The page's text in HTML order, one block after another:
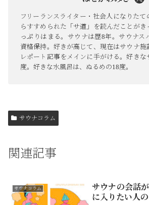
フリーランスライター・社会人になりたて
らすすめられた「サ道」を読んだことが
っぷりはまる。サウナは歴8年。サウナス
資格保持。好きが高じて、現在はサウナ施
レポート記事をメインに手がける。好きな
度。好きな水風呂は、ぬるめの18度。
サウナコラム
関連記事
サウナコラム
サウナの会話
に入りたい人